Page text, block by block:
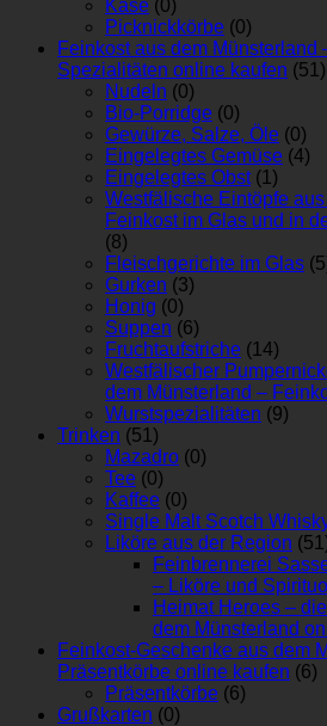
Käse (0)
Picknickkörbe (0)
Feinkost aus dem Münsterland
Spezialitäten online kaufen (51)
Nudeln (0)
Bio-Porridge (0)
Gewürze, Salze, Öle (0)
Eingelegtes Gemüse (4)
Eingelegtes Obst (1)
Westfälische Eintöpfe
Feinkost im Glas und in
(8)
Fleischgerichte im Glas
Gurken (3)
Honig (0)
Suppen (6)
Fruchtaufstriche (14)
Westfälischer
dem Münsterland –
Wurstspezialitäten (9)
Trinken (51)
Mazadro (0)
Tee (0)
Kaffee (0)
Single Malt Scotch
Liköre aus der Region
Feinbrennerei
– Liköre und
Heimat Heroes –
dem Münsterland
Feinkost-Geschenke aus dem
Präsentkörbe online kaufen (6)
Präsentkörbe (6)
Grußkarten (0)